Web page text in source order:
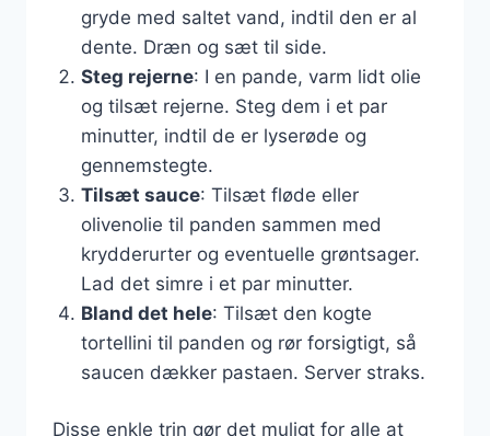
gryde med saltet vand, indtil den er al
dente. Dræn og sæt til side.
Steg rejerne: I en pande, varm lidt olie
og tilsæt rejerne. Steg dem i et par
minutter, indtil de er lyserøde og
gennemstegte.
Tilsæt sauce: Tilsæt fløde eller
olivenolie til panden sammen med
krydderurter og eventuelle grøntsager.
Lad det simre i et par minutter.
Bland det hele: Tilsæt den kogte
tortellini til panden og rør forsigtigt, så
saucen dækker pastaen. Server straks.
Disse enkle trin gør det muligt for alle at